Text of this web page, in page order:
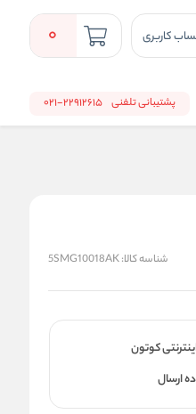
کاربری 0
پشتیبانی تلفنی 22912615-021
شناسه کالا:5SMG10018AK
کوتون
ارسال